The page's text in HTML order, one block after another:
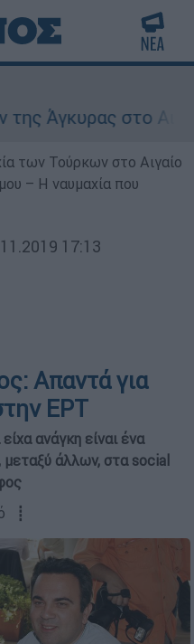
Άγκυρας στο
των Τούρκων στο Αιγαίο
– Η ναυμαχία που
17:13
Απαντά για
ΕΡΤ
ανάγκη είναι ένα
άλλων, στα social
┋